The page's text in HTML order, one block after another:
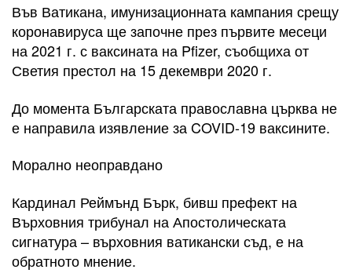
Във Ватикана, имунизационната кампания срещу
коронавируса ще започне през първите месеци
на 2021 г. с ваксината на Pfizer, съобщиха от
Светия престол на 15 декември 2020 г.
До момента Българската православна църква не
е направила изявление за COVID-19 ваксините.
Морално неоправдано
Кардинал Реймънд Бърк, бивш префект на
Върховния трибунал на Апостолическата
сигнатура – върховния ватикански съд, е на
обратното мнение.